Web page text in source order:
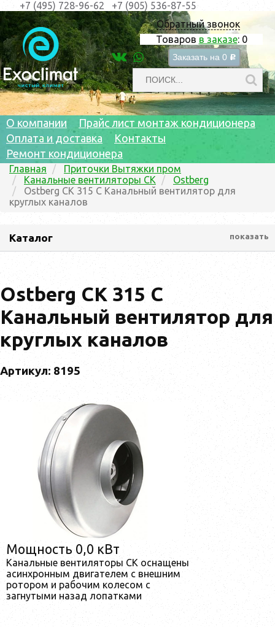
Обратный звонок
Товаров в заказе: 0
Заказать на 0 c
+7 (495) 728-96-62 +7 (905) 536-87-55
О компании
Прайс лист монтаж кондиционера
Оплата и доставка
Контакты
Ремонт кондиционера
Главная
Приточки Вытяжки пром
Канальные вентиляторы CK
Ostberg
Ostberg CK 315 C Канальный вентилятор для
круглых каналов
Каталог показать
Ostberg CK 315 C
Канальный вентилятор для
круглых каналов
Артикул: 8195
Мощность 0,0 кВт
Канальные вентиляторы CK оснащены
асинхронным двигателем с внешним
ротором и рабочим колесом с
загнутыми назад лопатками